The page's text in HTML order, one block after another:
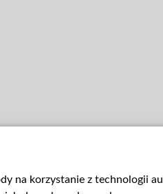
na korzystanie z technologii